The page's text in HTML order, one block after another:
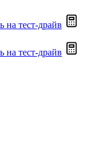
на тест-драйв
на тест-драйв